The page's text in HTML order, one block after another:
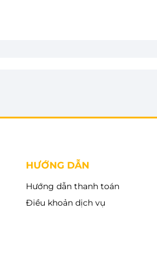
HƯỚNG DẪN
Hướng dẫn thanh toán
Điều khoản dịch vụ